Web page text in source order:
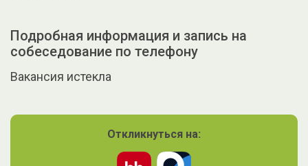
Подробная информация и запись на
собеседование по телефону
Вакансия истекла
Откликнуться на: